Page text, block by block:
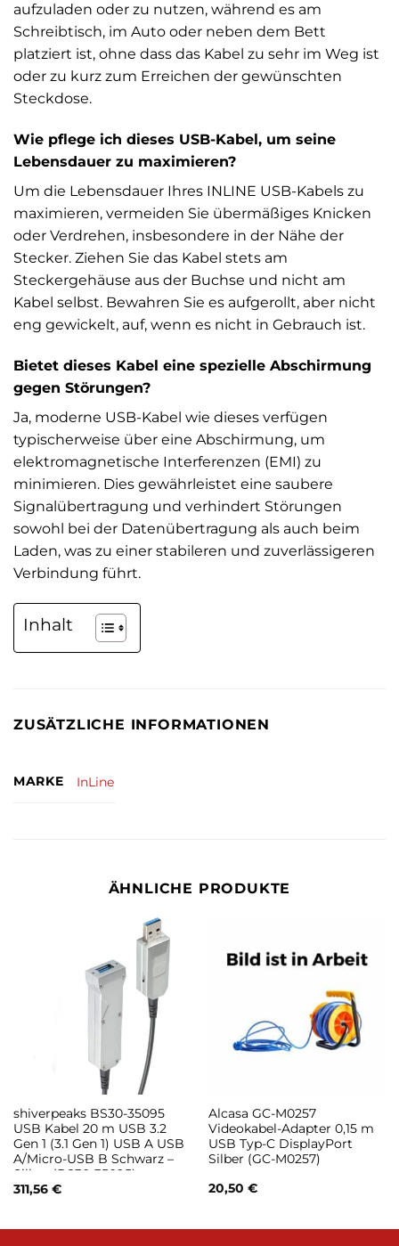
aufzuladen oder zu nutzen, während es am
Schreibtisch, im Auto oder neben dem Bett
platziert ist, ohne dass das Kabel zu sehr im Weg ist
oder zu kurz zum Erreichen der gewünschten
Steckdose.
Wie pflege ich dieses USB-Kabel, um seine
Lebensdauer zu maximieren?
Um die Lebensdauer Ihres INLINE USB-Kabels zu
maximieren, vermeiden Sie übermäßiges Knicken
oder Verdrehen, insbesondere in der Nähe der
Stecker. Ziehen Sie das Kabel stets am
Steckergehäuse aus der Buchse und nicht am
Kabel selbst. Bewahren Sie es aufgerollt, aber nicht
eng gewickelt, auf, wenn es nicht in Gebrauch ist.
Bietet dieses Kabel eine spezielle Abschirmung
gegen Störungen?
Ja, moderne USB-Kabel wie dieses verfügen
typischerweise über eine Abschirmung, um
elektromagnetische Interferenzen (EMI) zu
minimieren. Dies gewährleistet eine saubere
Signalübertragung und verhindert Störungen
sowohl bei der Datenübertragung als auch beim
Laden, was zu einer stabileren und zuverlässigeren
Verbindung führt.
Inhalt
ZUSÄTZLICHE INFORMATIONEN
MARKE InLine
ÄHNLICHE PRODUKTE
shiverpeaks BS30-35095
USB Kabel 20 m USB 3.2
Gen 1 (3.1 Gen 1) USB A USB
A/Micro-USB B Schwarz –
Silber (BS30-35095)
311,56 €
Alcasa GC-M0257
Videokabel-Adapter 0,15 m
USB Typ-C DisplayPort
Silber (GC-M0257)
20,50 €